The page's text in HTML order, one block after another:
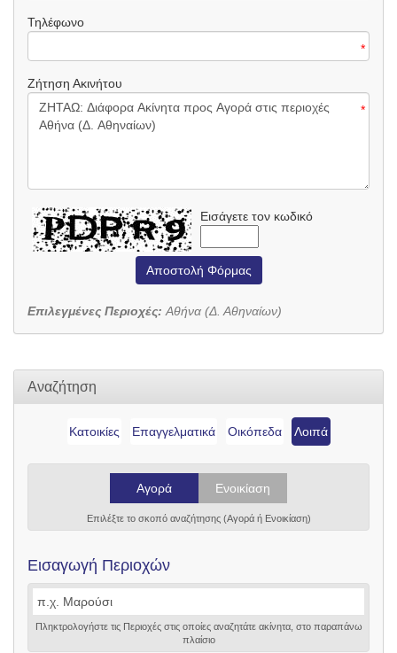
Τηλέφωνο
*
Ζήτηση Ακινήτου
*
Εισάγετε τον κωδικό
Αποστολή Φόρμας
Επιλεγμένες Περιοχές: Αθήνα (Δ. Αθηναίων)
Αναζήτηση
Κατοικίες Επαγγελματικά Οικόπεδα Λοιπά
Αγορά Ενοικίαση
Επιλέξτε το σκοπό αναζήτησης (Αγορά ή Ενοικίαση)
Εισαγωγή Περιοχών
Πληκτρολογήστε τις Περιοχές στις οποίες αναζητάτε ακίνητα, στο παραπάνω
πλαίσιο